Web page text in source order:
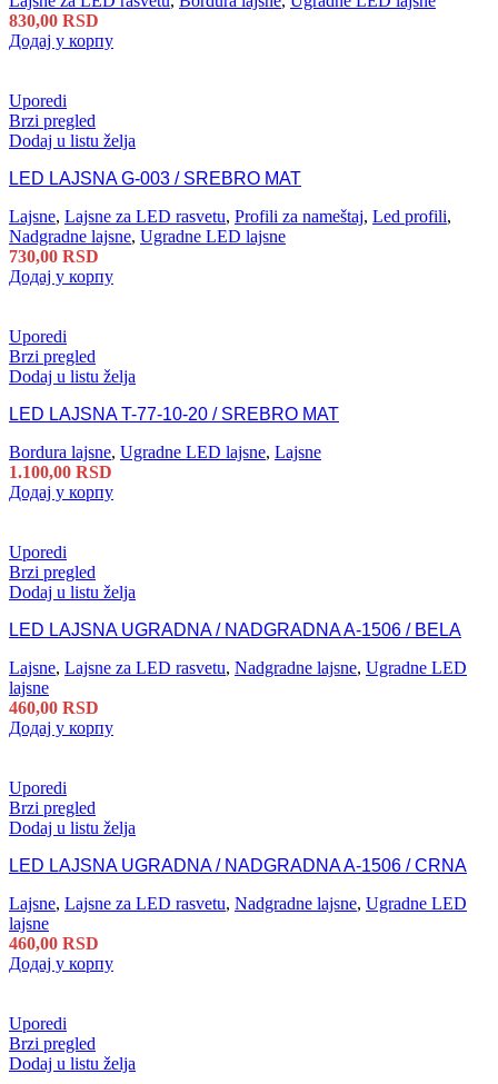
830,00 RSD
Додај у корпу
Uporedi
Brzi pregled
Dodaj u listu želja
LED LAJSNA G-003 / SREBRO MAT
Lajsne, Lajsne za LED rasvetu, Profili za nameštaj, Led profili,
Nadgradne lajsne, Ugradne LED lajsne
730,00 RSD
Додај у корпу
Uporedi
Brzi pregled
Dodaj u listu želja
LED LAJSNA T-77-10-20 / SREBRO MAT
Bordura lajsne, Ugradne LED lajsne, Lajsne
1.100,00 RSD
Додај у корпу
Uporedi
Brzi pregled
Dodaj u listu želja
LED LAJSNA UGRADNA / NADGRADNA A-1506 / BELA
Lajsne, Lajsne za LED rasvetu, Nadgradne lajsne, Ugradne LED
lajsne
460,00 RSD
Додај у корпу
Uporedi
Brzi pregled
Dodaj u listu želja
LED LAJSNA UGRADNA / NADGRADNA A-1506 / CRNA
Lajsne, Lajsne za LED rasvetu, Nadgradne lajsne, Ugradne LED
lajsne
460,00 RSD
Додај у корпу
Uporedi
Brzi pregled
Dodaj u listu želja